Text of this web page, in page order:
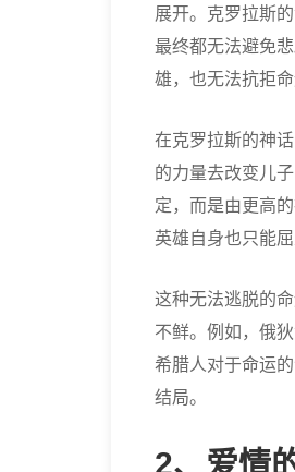
展开。克罗拉斯
最终都无法避免
雄，也无法抗拒
在克罗拉斯的神
的力量去改变儿
定，而是由更高
英雄自身也只能
这种无法逃脱的
不鲜。例如，俄
希腊人对于命运
结局。
2、爱情